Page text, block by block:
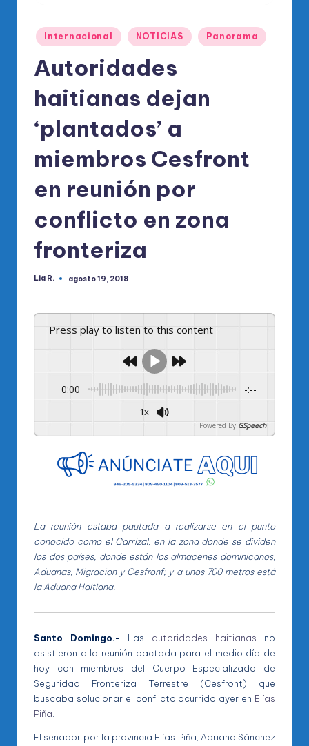
O
al
R
M
Publicado
en
Internacional NOTICIAS Panorama
Autoridades
haitianas dejan
‘plantados’ a
miembros Cesfront
en reunión por
conflicto en zona
fronteriza
Publicado
Lia R. agosto 19, 2018
Press play to listen to this content
0:00 -:--
1x
Powered By GSpeech
La reunión estaba pautada a realizarse en el punto
conocido como el Carrizal, en la zona donde se dividen
los dos países, donde están los almacenes dominicanos,
Aduanas, Migracion y Cesfronf; y a unos 700 metros está
la Aduana Haitiana.
Santo Domingo.- Las autoridades haitianas no
asistieron a la reunión pactada para el medio día de
hoy con miembros del Cuerpo Especializado de
Seguridad Fronteriza Terrestre (Cesfront) que
buscaba solucionar el conflicto ocurrido ayer en Elías
Piña.
El senador por la provincia Elías Piña, Adriano Sánchez